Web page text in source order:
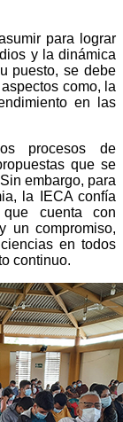
para lograr
y la dinámica
puesto, se debe
como, la
en las
procesos de
que se
embargo, para
la IECA confía
cuenta con
un compromiso,
en todos
continuo.